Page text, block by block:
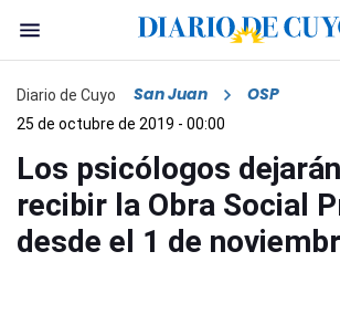
Diario de Cuyo San Juan OSP
25 de octubre de 2019 - 00:00
Los psicólogos
recibir la Obra Social
desde el 1 de